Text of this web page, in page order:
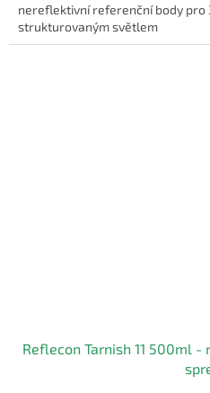
nereflektivní referenční body pro
strukturovaným světlem
Reflecon Tarnish 11 500ml